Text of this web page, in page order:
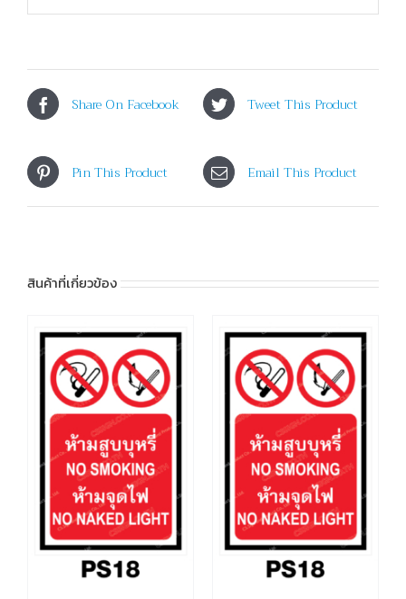
Share On Facebook Tweet This Product
Pin This Product Email This Product
สินค้าที่เกี่ยวข้อง